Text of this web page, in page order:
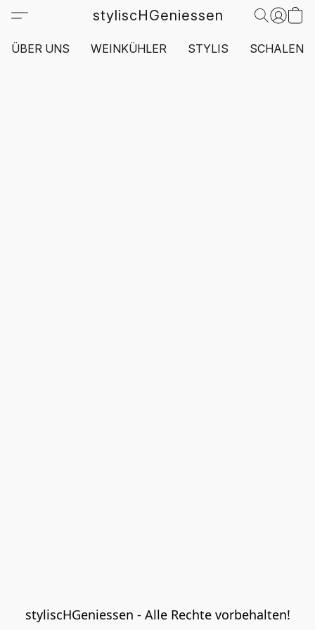
styliscHGeniessen
ÜBER UNS WEINKÜHLER STYLIS SCHALEN
styliscHGeniessen - Alle Rechte vorbehalten!